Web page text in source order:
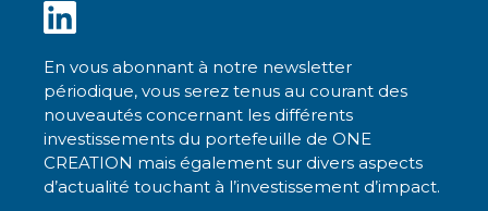
En vous abonnant à notre newsletter
périodique, vous serez tenus au courant des
nouveautés concernant les différents
investissements du portefeuille de ONE
CREATION mais également sur divers aspects
d’actualité touchant à l’investissement d’impact.